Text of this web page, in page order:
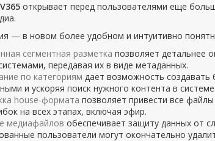
открывает перед пользователями еще
— в новом более удобном и интуитивно
сегментная разметка позволяет детальнее
передавая их в виде метаданных.
по категориям дает возможность создавать
и ускоряя поиск нужного контента в системе.
house-формата позволяет привести все
на всех этапах, включая эфир.
медиафайлов обеспечивает защиту данных от
пользователи могут окончательно